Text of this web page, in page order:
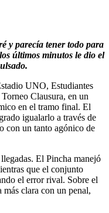
y parecía tener todo para
últimos minutos le dio el
UNO, Estudiantes
Clausura, en un
en el tramo final. El
igualarlo a través de
con un tanto agónico de
El Pincha manejó
que el conjunto
el error rival. Sobre el
clara con un penal,